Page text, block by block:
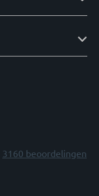
3160 beoordelingen